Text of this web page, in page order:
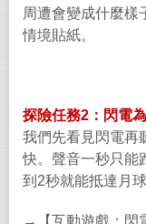
周遭會變成什麼樣
情境貼紙。
探險任務2 ：閃電
我們先看見閃電再
快。聲音一秒只能
到 2秒就能抵達月
→
【互動遊戲：